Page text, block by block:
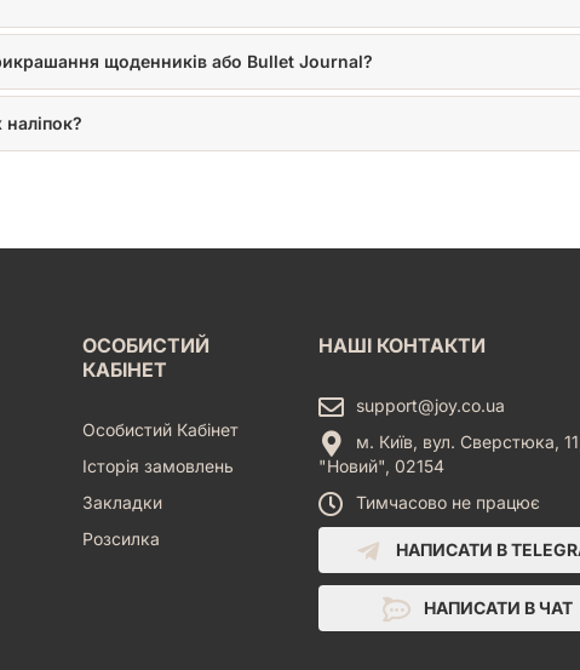
щоденників або Bullet Journal?
наліпок?
ОСОБИСТИЙ
КАБІНЕТ
Особистий Кабінет
Історія замовлень
Закладки
Розсилка
НАШІ КОНТАКТИ
support@joy.co.ua
м. Київ, вул. Сверстюка,
"Новий", 02154
Тимчасово не працює
НАПИСАТИ В
НАПИСАТИ В ЧАТ